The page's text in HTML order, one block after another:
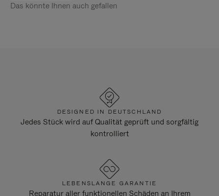
Das könnte Ihnen auch gefallen
DESIGNED IN DEUTSCHLAND
Jedes Stück wird auf Qualität geprüft und sorgfältig
kontrolliert
LEBENSLANGE GARANTIE
Reparatur aller funktionellen Schäden an Ihrem